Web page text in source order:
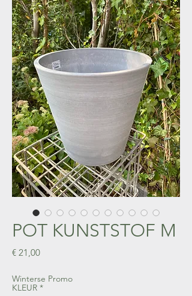
POT KUNSTSTOF M
€ 21,00Prijs
Winterse Promo
KLEUR *